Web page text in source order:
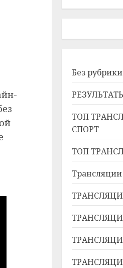
Без рубрики
ТОП
СПОРТ
ТОП
Трансляции